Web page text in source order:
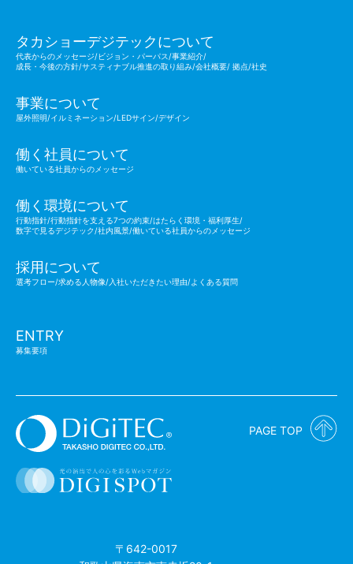
タカショーデジテックについて
代表からのメッセージ/ビジョン・パーパス/事業紹介/
成長・今後の方針/サスティナブル推進の取り組み/会社概要/ 拠点/社史
事業について
屋外照明/イルミネーション/LEDサイン/デザイン
働く社員について
働いている社員からのメッセージ
働く環境について
行動指針/行動指針を支える7つの約束/はたらく環境・福利厚生/
数字で見るデジテック/社内風景/働いている社員からのメッセージ
採用について
選考フロー/求める人物像/入社いただきたい理由/よくある質問
ENTRY
募集要項
〒642-0017